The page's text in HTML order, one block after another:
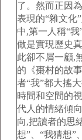
了。然而正因
表現的“雜文化
中,第一人稱“
做是實現歷史
此卻不屑一顧,
的《棗村的故
者“我”都大搖
時間和空間的
代人的情緒傾
向,把讀者的思
想”、“我猜想”